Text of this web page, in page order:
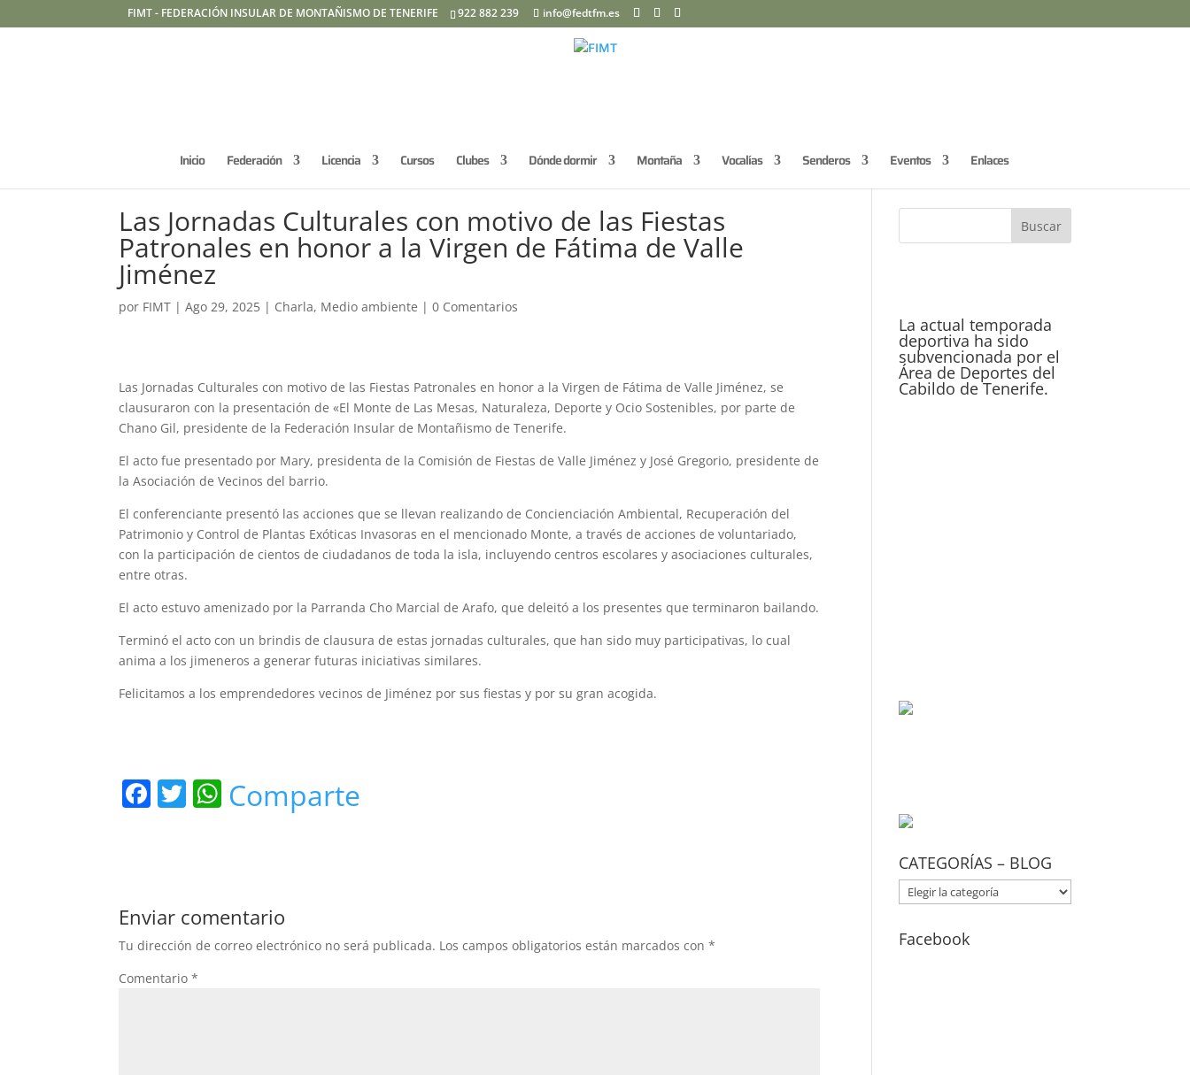
FIMT - FEDERACIÓN INSULAR DE MONTAÑISMO DE TENERIFE 922 882 239 info@fedtfm.es
Inicio Federación Licencia Cursos Clubes Dónde dormir Montaña Vocalías Senderos Eventos Enlaces
Las Jornadas Culturales con motivo de las Fiestas
Patronales en honor a la Virgen de Fátima de Valle
Jiménez
por FIMT |Ago 29, 2025 | Charla, Medio ambiente |0 Comentarios
Las Jornadas Culturales con motivo de las Fiestas Patronales en honor a la Virgen de Fátima de Valle Jiménez, se
clausuraron con la presentación de «El Monte de Las Mesas, Naturaleza, Deporte y Ocio Sostenibles, por parte de
Chano Gil, presidente de la Federación Insular de Montañismo de Tenerife.
El acto fue presentado por Mary, presidenta de la Comisión de Fiestas de Valle Jiménez y José Gregorio, presidente de
la Asociación de Vecinos del barrio.
El conferenciante presentó las acciones que se llevan realizando de Concienciación Ambiental, Recuperación del
Patrimonio y Control de Plantas Exóticas Invasoras en el mencionado Monte, a través de acciones de voluntariado,
con la participación de cientos de ciudadanos de toda la isla, incluyendo centros escolares y asociaciones culturales,
entre otras.
El acto estuvo amenizado por la Parranda Cho Marcial de Arafo, que deleitó a los presentes que terminaron bailando.
Terminó el acto con un brindis de clausura de estas jornadas culturales, que han sido muy participativas, lo cual
anima a los jimeneros a generar futuras iniciativas similares.
Felicitamos a los emprendedores vecinos de Jiménez por sus fiestas y por su gran acogida.
F
b
o
o
k
T W
A
p
p
Comparte
Enviar comentario
Tu dirección de correo electrónico no será publicada. Los campos obligatorios están marcados con*
Comentario*
La actual temporada
deportiva ha sido
subvencionada por el
Área de Deportes del
Cabildo de Tenerife.
CATEGORÍAS – BLOG
CATEGORÍAS
–
BLOG
Facebook